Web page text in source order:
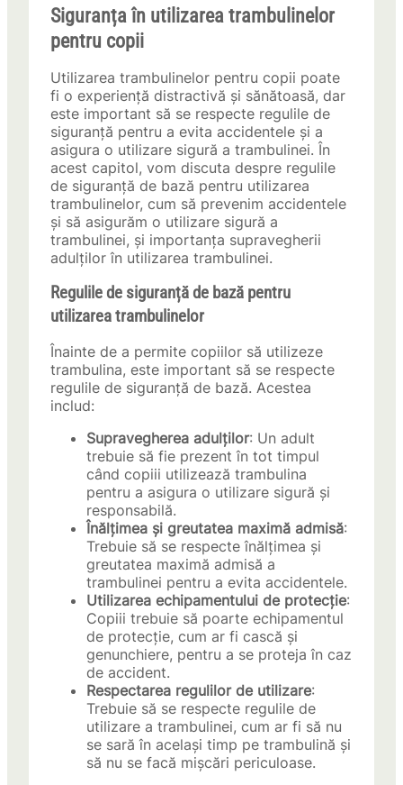
Siguranța în utilizarea trambulinelor
pentru copii
Utilizarea trambulinelor pentru copii poate
fi o experiență distractivă și sănătoasă, dar
este important să se respecte regulile de
siguranță pentru a evita accidentele și a
asigura o utilizare sigură a trambulinei. În
acest capitol, vom discuta despre regulile
de siguranță de bază pentru utilizarea
trambulinelor, cum să prevenim accidentele
și să asigurăm o utilizare sigură a
trambulinei, și importanța supravegherii
adulților în utilizarea trambulinei.
Regulile de siguranță de bază pentru
utilizarea trambulinelor
Înainte de a permite copiilor să utilizeze
trambulina, este important să se respecte
regulile de siguranță de bază. Acestea
includ:
Supravegherea adulților: Un adult
trebuie să fie prezent în tot timpul
când copiii utilizează trambulina
pentru a asigura o utilizare sigură și
responsabilă.
Înălțimea și greutatea maximă admisă:
Trebuie să se respecte înălțimea și
greutatea maximă admisă a
trambulinei pentru a evita accidentele.
Utilizarea echipamentului de protecție:
Copiii trebuie să poarte echipamentul
de protecție, cum ar fi cască și
genunchiere, pentru a se proteja în caz
de accident.
Respectarea regulilor de utilizare:
Trebuie să se respecte regulile de
utilizare a trambulinei, cum ar fi să nu
se sară în același timp pe trambulină și
să nu se facă mișcări periculoase.